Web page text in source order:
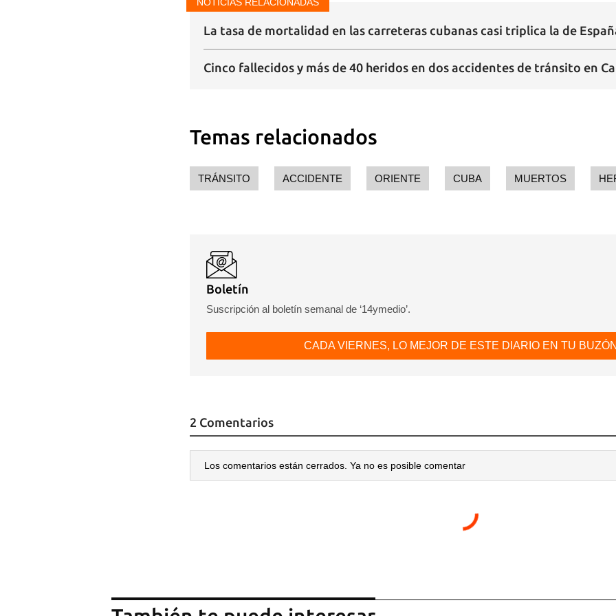
La tasa de mortalidad en las carreteras cubanas casi triplica la de
Cinco fallecidos y más de 40 heridos en dos accidentes de tránsito en
Temas relacionados
TRÁNSITO ACCIDENTE ORIENTE CUBA MUERTOS
Boletín
Suscripción al boletín semanal de ‘14ymedio’.
CADA VIERNES, LO MEJOR DE ESTE DIARIO EN TU
2 Comentarios
Los comentarios están cerrados. Ya no es posible comentar